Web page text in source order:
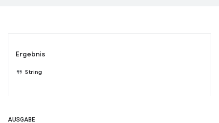
Ergebnis
String
AUSGABE